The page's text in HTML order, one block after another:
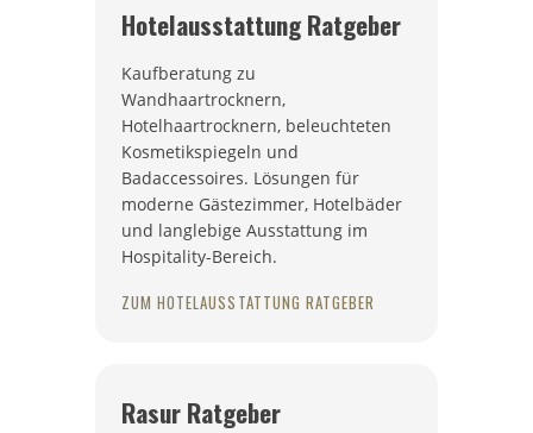
Hotelausstattung Ratgeber
Kaufberatung zu
Wandhaartrocknern,
Hotelhaartrocknern, beleuchteten
Kosmetikspiegeln und
Badaccessoires. Lösungen für
moderne Gästezimmer, Hotelbäder
und langlebige Ausstattung im
Hospitality-Bereich.
ZUM HOTELAUSSTATTUNG RATGEBER
Rasur Ratgeber